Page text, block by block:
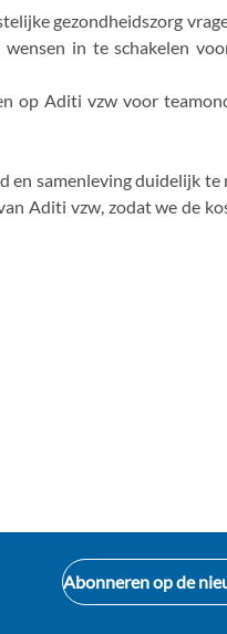
gezondheidszorg
in te schakelen
op Aditi vzw voor
en samenleving duidelijk te
Aditi vzw, zodat we de
Abonneren op de